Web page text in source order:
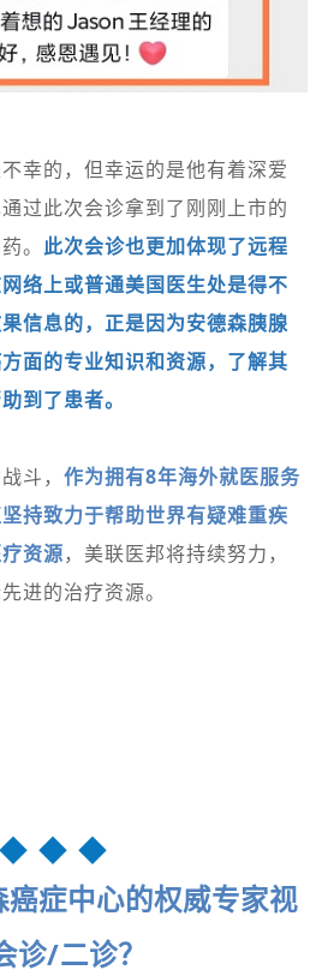
幸的，但幸运的是他有着深爱
过此次会诊拿到了刚刚上市的
。 此次会诊也更加体现了远程
络上或普通美国医生处是得不
信息的，正是因为安德森胰腺
面的专业知识和资源，了解其
到了患者。
斗， 作为拥有8年海外就医服务
持致力于帮助世界有疑难重疾
资源，美联医邦将持续努力，
进的治疗资源。
◆ ◆ ◆
症中心的权威专家视
诊/二诊？